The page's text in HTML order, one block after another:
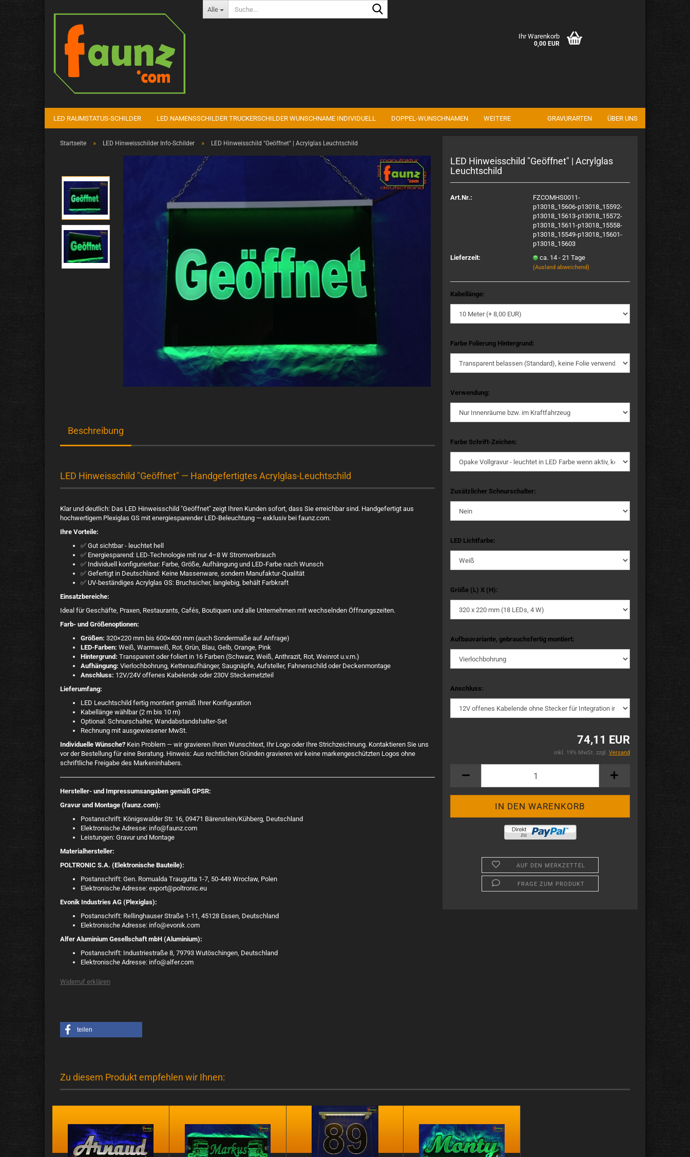
Sprache auswählen
Alle
Ihr Warenkorb
0,00 EUR
LED RAUMSTATUS-SCHILDER LED NAMENSSCHILDER TRUCKERSCHILDER WUNSCHNAME INDIVIDUELL DOPPEL-WUNSCHNAMEN GRAVURARTEN ÜBER UNS
WEITERE
Startseite » LED Hinweisschilder Info-Schilder » LED Hinweisschild "Geöffnet" | Acrylglas Leuchtschild
LED Hin­weis­schild "Ge­öff­net" | Acryl­glas
Leucht­schild
Art.Nr.:
FZCOMHS0011-
p13018_15606-p13018_15592-
p13018_15613-p13018_15572-
p13018_15611-p13018_15558-
p13018_15549-p13018_15601-
p13018_15603
Lieferzeit:
ca. 14 - 21 Tage
(Ausland abweichend)
Kabellänge:
Farbe Folierung Hintergrund:
Verwendung:
Farbe Schrift-Zeichen:
Zusätzlicher Schnurschalter:
LED Lichtfarbe:
Größe (L) X (H):
Aufbauvariante, gebrauchsfertig montiert:
Anschluss:
74,11 EUR
inkl. 19% MwSt. zzgl. Versand
AUF DEN MERKZETTEL
FRAGE ZUM PRODUKT
Beschreibung
LED Hinweisschild "Geöffnet" — Handgefertigtes Acrylglas-Leuchtschild
Klar und deutlich: Das LED Hinweisschild "Geöffnet" zeigt Ihren Kunden sofort, dass Sie erreichbar sind. Handgefertigt aus
hochwertigem Plexiglas GS mit energiesparender LED-Beleuchtung — exklusiv bei faunz.com.
Ihre Vorteile:
✅ Gut sichtbar - leuchtet hell
✅ Energiesparend: LED-Technologie mit nur 4–8 W Stromverbrauch
✅ Individuell konfigurierbar: Farbe, Größe, Aufhängung und LED-Farbe nach Wunsch
✅ Gefertigt in Deutschland: Keine Massenware, sondern Manufaktur-Qualität
✅ UV-beständiges Acrylglas GS: Bruchsicher, langlebig, behält Farbkraft
Einsatzbereiche:
Ideal für Geschäfte, Praxen, Restaurants, Cafés, Boutiquen und alle Unternehmen mit wechselnden Öffnungszeiten.
Farb- und Größenoptionen:
Größen: 320×220 mm bis 600×400 mm (auch Sondermaße auf Anfrage)
LED-Farben: Weiß, Warmweiß, Rot, Grün, Blau, Gelb, Orange, Pink
Hintergrund: Transparent oder foliert in 16 Farben (Schwarz, Weiß, Anthrazit, Rot, Weinrot u.v.m.)
Aufhängung: Vierlochbohrung, Kettenaufhänger, Saugnäpfe, Aufsteller, Fahnenschild oder Deckenmontage
Anschluss: 12V/24V offenes Kabelende oder 230V Steckernetzteil
Lieferumfang:
LED Leuchtschild fertig montiert gemäß Ihrer Konfiguration
Kabellänge wählbar (2 m bis 10 m)
Optional: Schnurschalter, Wandabstandshalter-Set
Rechnung mit ausgewiesener MwSt.
Individuelle Wünsche? Kein Problem — wir gravieren Ihren Wunschtext, Ihr Logo oder Ihre Strichzeichnung. Kontaktieren Sie uns
vor der Bestellung für eine Beratung. Hinweis: Aus rechtlichen Gründen gravieren wir keine markengeschützten Logos ohne
schriftliche Freigabe des Markeninhabers.
Hersteller- und Impressumsangaben gemäß GPSR:
Gravur und Montage (faunz.com):
Postanschrift: Königswalder Str. 16, 09471 Bärenstein/Kühberg, Deutschland
Elektronische Adresse: info@faunz.com
Leistungen: Gravur und Montage
Materialhersteller:
POLTRONIC S.A. (Elektronische Bauteile):
Postanschrift: Gen. Romualda Traugutta 1-7, 50-449 Wrocław, Polen
Elektronische Adresse: export@poltronic.eu
Evonik Industries AG (Plexiglas):
Postanschrift: Rellinghauser Straße 1-11, 45128 Essen, Deutschland
Elektronische Adresse: info@evonik.com
Alfer Aluminium Gesellschaft mbH (Aluminium):
Postanschrift: Industriestraße 8, 79793 Wutöschingen, Deutschland
Elektronische Adresse: info@alfer.com
Widerruf erklären
teilen
Zu diesem Produkt empfehlen wir Ihnen: